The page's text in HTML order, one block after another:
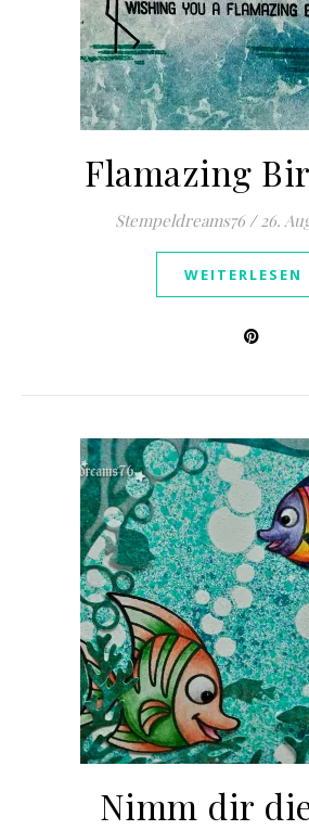
Flamazing
Stempeldreams76 / 26.
WEITERLESEN
Nimm dir